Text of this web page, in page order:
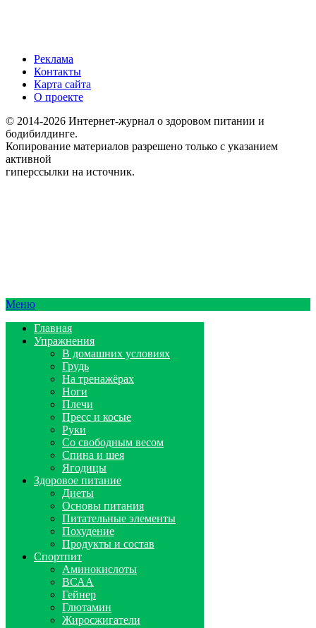
Реклама
Контакты
Карта сайта
О проекте
© 2014-2026 Интернет-журнал о здоровом питании и
бодибилдинге.
Копирование материалов разрешено только с указанием
активной
гиперссылки на источник.
Меню
Главная
Упражнения
В домашних условиях
Грудь
На тренажёрах
Ноги
Плечи
Пресс и косые
Руки
Со свободным весом
Спина и шея
Ягодицы
Здоровое питание
Диеты
Основы питания
Питательные элементы
Похудение
Продукты и состав
Спортпит
Аминокислоты
ВСАА
Гейнер
Глютамин
Жиросжигатели